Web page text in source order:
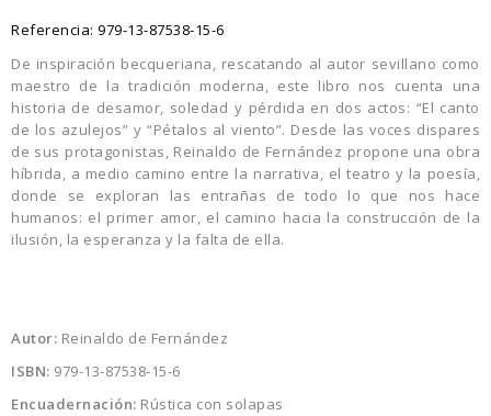
Referencia: 979-13-87538-15-6
De inspiración becqueriana, rescatando al autor sevillano como
maestro de la tradición moderna, este libro nos cuenta una
historia de desamor, soledad y pérdida en dos actos: “El canto
de los azulejos” y “Pétalos al viento”. Desde las voces dispares
de sus protagonistas, Reinaldo de Fernández propone una obra
híbrida, a medio camino entre la narrativa, el teatro y la poesía,
donde se exploran las entrañas de todo lo que nos hace
humanos: el primer amor, el camino hacia la construcción de la
ilusión, la esperanza y la falta de ella.
Autor: Reinaldo de Fernández
ISBN: 979-13-87538-15-6
Encuadernación: Rústica con solapas